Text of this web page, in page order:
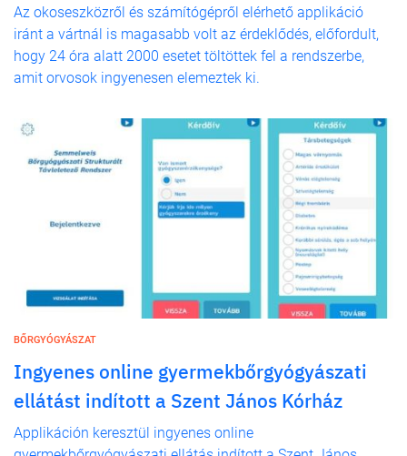
Az okoseszközről és számítógépről elérhető applikáció
iránt a vártnál is magasabb volt az érdeklődés, előfordult,
hogy 24 óra alatt 2000 esetet töltöttek fel a rendszerbe,
amit orvosok ingyenesen elemeztek ki.
BŐRGYÓGYÁSZAT
Ingyenes online gyermekbőrgyógyászati
ellátást indított a Szent János Kórház
Applikáción keresztül ingyenes online